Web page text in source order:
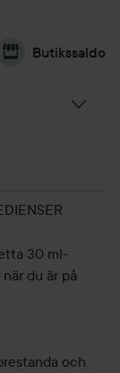
Butikssaldo
30 ml-
du är på
och